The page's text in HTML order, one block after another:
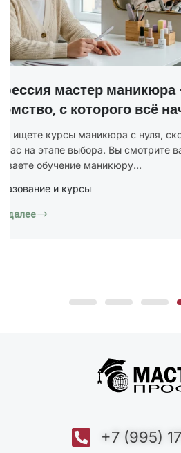
Почему
ногтей
Отслойки гель-лака —
которыми сталкиваются
приходит через неделю и
+7 (995)